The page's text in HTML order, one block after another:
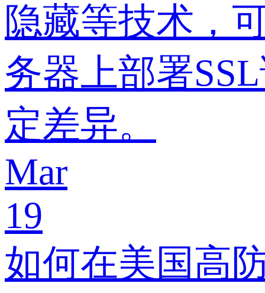
隐藏等技术，
务器上部署
定差异。
Mar
19
如何在美国高